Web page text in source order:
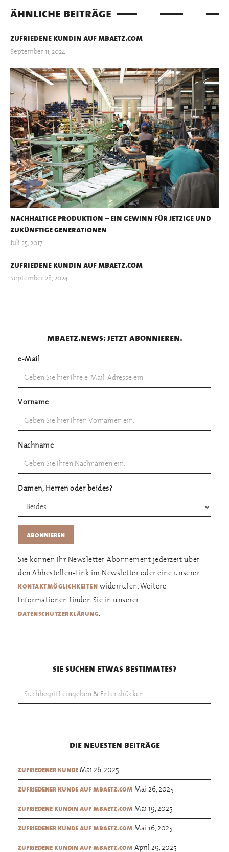
ähnliche beiträge
zufriedene kundin auf mbaetz.com
September 11, 2024
nachhaltige produktion – ein gewinn für jetzige und
zukünftige generationen
Juli 25, 2017
zufriedene kundin auf mbaetz.com
September 28, 2024
mbaetz.news: jetzt abonnieren.
e-Mail
Vorname
Nachname
Damen, Herren oder beides?
Sie können Ihr Newsletter-Abonnement jederzeit über
den Abbestellen-Link im Newsletter oder eine unserer
kontaktmöglichkeiten widerrufen. Weitere
Informationen finden Sie in unserer
datenschutzerklärung.
sie suchen etwas bestimmtes?
die neuesten beiträge
zufriedener kunde Mai 26, 2025
zufriedener kunde auf mbaetz.com Mai 26, 2025
zufriedene kundin auf mbaetz.com Mai 19, 2025
zufriedener kunde auf mbaetz.com Mai 16, 2025
zufriedene kundin auf mbaetz.com April 29, 2025